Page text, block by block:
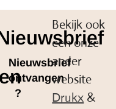
Nieuwsbrief
ontvangen
?
Bekijk ook
een onze
ander
website
Drukx &